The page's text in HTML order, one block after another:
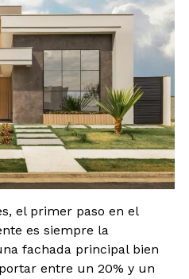
el primer paso en el
es siempre la
fachada principal bien
entre un 20% y un